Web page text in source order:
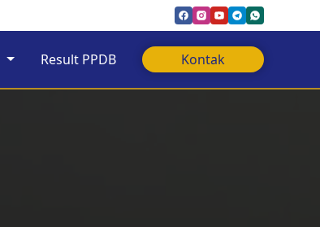
Result PPDB Kontak